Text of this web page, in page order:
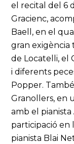
el recital del 6
Gracienc,
Baell, en el
gran exigència
de Locatelli, el
i diferents
Popper.
Granollers, en
amb el pianista
participació en
pianista Blai